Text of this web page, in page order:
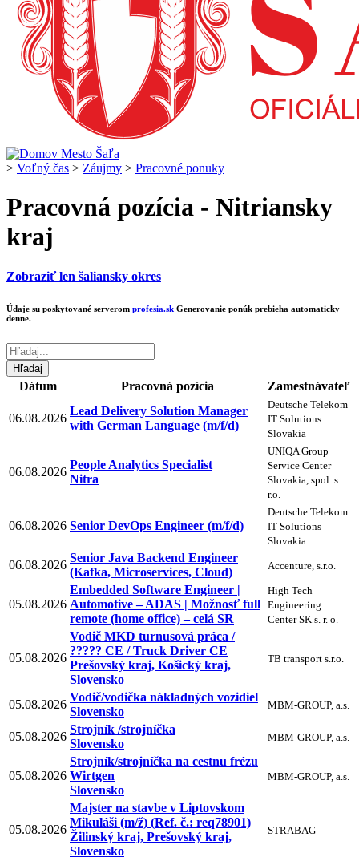
> Voľný čas > Záujmy > Pracovné ponuky
Pracovná pozícia - Nitriansky
kraj
Zobraziť len šaliansky okres
Údaje su poskytované serverom profesia.sk Generovanie ponúk prebieha automaticky
denne.
Dátum Pracovná pozícia Zamestnávateľ
06.08.2026
Lead Delivery Solution Manager
with German Language (m/f/d)
Deutsche Telekom
IT Solutions
Slovakia
06.08.2026
People Analytics Specialist
Nitra
UNIQA Group
Service Center
Slovakia, spol. s
r.o.
06.08.2026 Senior DevOps Engineer (m/f/d)
Deutsche Telekom
IT Solutions
Slovakia
06.08.2026
Senior Java Backend Engineer
(Kafka, Microservices, Cloud)
Accenture, s.r.o.
05.08.2026
Embedded Software Engineer |
Automotive – ADAS | Možnosť full
remote (home office) – celá SR
High Tech
Engineering
Center SK s. r. o.
05.08.2026
Vodič MKD turnusová práca /
????? CE / Truck Driver CE
Prešovský kraj, Košický kraj,
Slovensko
TB transport s.r.o.
05.08.2026
Vodič/vodička nákladných vozidiel
Slovensko
MBM-GROUP, a.s.
05.08.2026
Strojník /strojníčka
Slovensko
MBM-GROUP, a.s.
05.08.2026
Strojník/strojníčka na cestnu frézu
Wirtgen
Slovensko
MBM-GROUP, a.s.
05.08.2026
Majster na stavbe v Liptovskom
Mikuláši (m/ž) (Ref. č.: req78901)
Žilinský kraj, Prešovský kraj,
Slovensko
STRABAG